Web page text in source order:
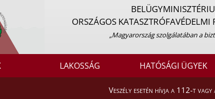
ORSZÁGOS KATASZTRÓFAVÉDELMI
„Magyarország szolgálatában a
LAKOSSÁG HATÓSÁGI ÜGYEK
Veszély esetén hívja a 112-t